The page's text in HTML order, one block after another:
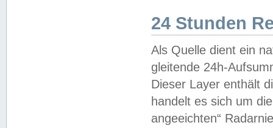
24 Stunden
Als Quelle dient ein
gleitende 24h-
Dieser Layer enthält
handelt es sich um
angeeichten“